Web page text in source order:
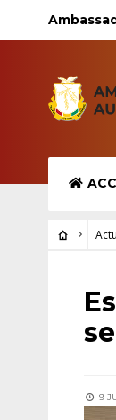
ACTUALITÉS
9